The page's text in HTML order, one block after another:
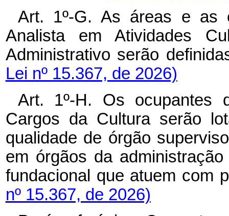
Art. 1º-G. As áreas e as
Analista em Atividades
Administrativo serão
Lei nº 15.367, de 2026)
Art. 1º-H. Os ocupantes
Cargos da Cultura serão
qualidade de órgão
em órgãos da
fundacional que atuem
nº 15.367, de 2026)